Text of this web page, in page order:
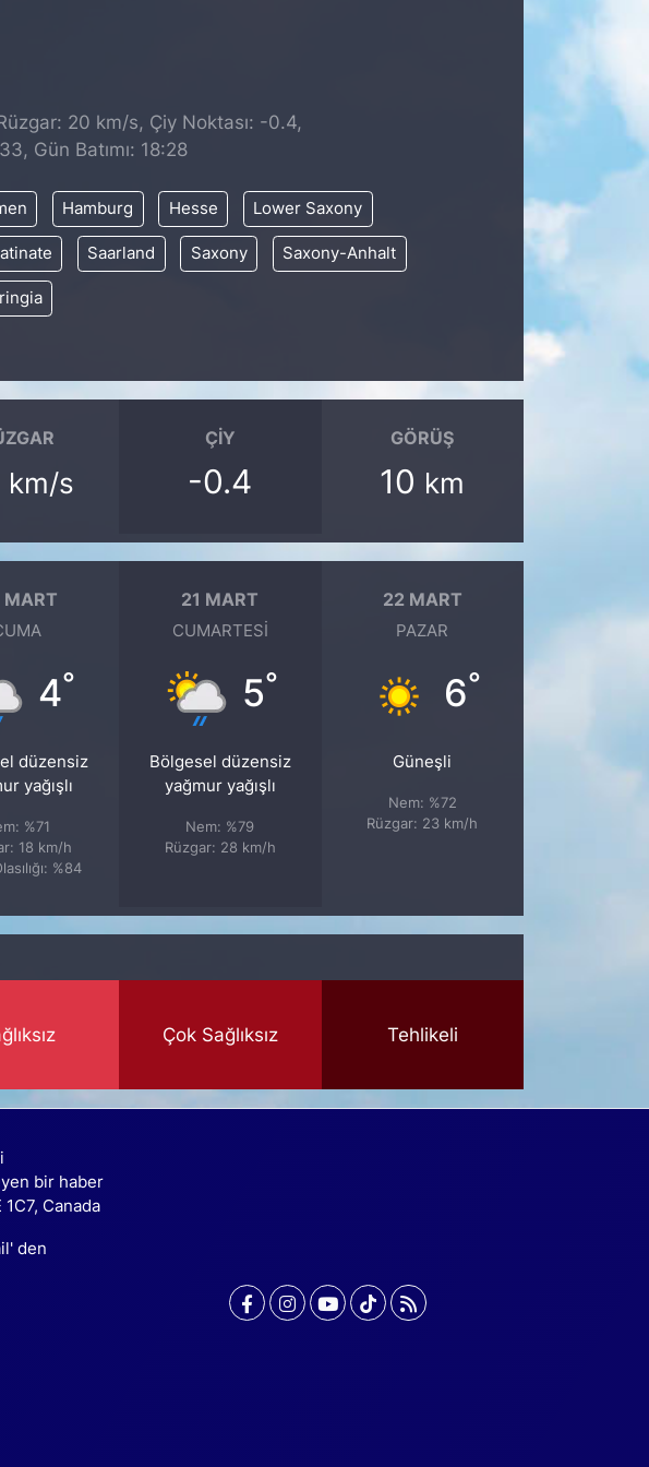
20 km/s, Çiy Noktası: -0.4,
Gün Batımı: 18:28
Hamburg Hesse Lower Saxony
Saarland Saxony Saxony-Anhalt
km/s
ÇIY
-0.4
GÖRÜŞ
10 km
MART
4°
düzensiz
yağışlı
%71
18 km/h
%84
21 MART
CUMARTESI
5°
Bölgesel düzensiz
yağmur yağışlı
Nem: %79
Rüzgar: 28 km/h
22 MART
PAZAR
6°
Güneşli
Nem: %72
Rüzgar: 23 km/h
Çok Sağlıksız Tehlikeli
bir haber
Canada
den